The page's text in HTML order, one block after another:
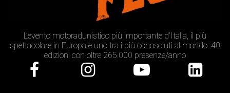
L’evento motoradunistico più importante d’Italia, il più
spettacolare in Europa e uno tra i più conosciuti al mondo. 40
edizioni con oltre 265.000 presenze/anno